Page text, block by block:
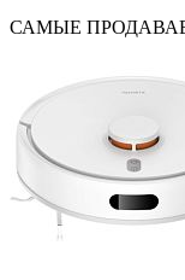
САМЫЕ